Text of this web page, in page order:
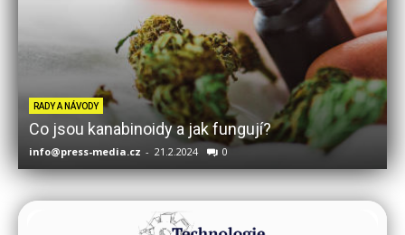
RADY A NÁVODY
Co jsou kanabinoidy a jak fungují?
info@press-media.cz - 21.2.2024 0